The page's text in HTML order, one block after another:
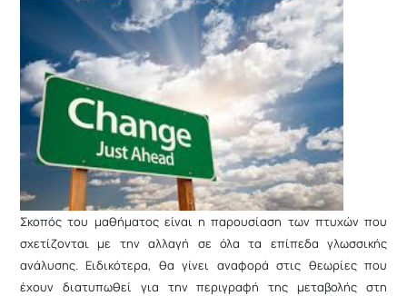
Σκοπός του μαθήματος είναι η παρουσίαση των πτυχών που
σχετίζονται με την αλλαγή σε όλα τα επίπεδα γλωσσικής
ανάλυσης. Ειδικότερα, θα γίνει αναφορά στις θεωρίες που
έχουν διατυπωθεί για την περιγραφή της μεταβολής στη